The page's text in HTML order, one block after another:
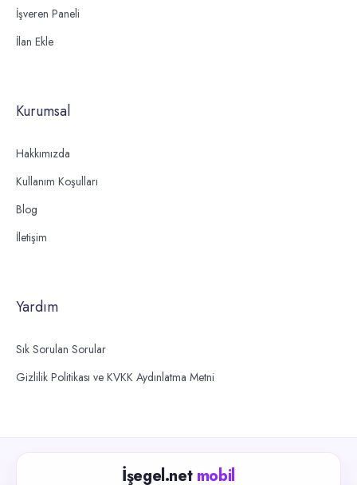
İşveren Paneli
İlan Ekle
Kurumsal
Hakkımızda
Kullanım Koşulları
Blog
İletişim
Yardım
Sık Sorulan Sorular
Gizlilik Politikası ve KVKK Aydınlatma Metni
İşegel.net mobil